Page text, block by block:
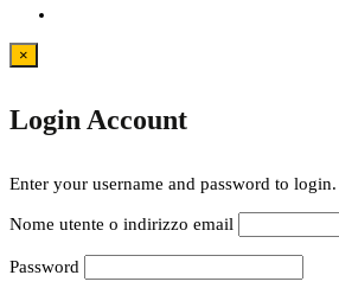
×
Login Account
Enter your username and password to login.
Nome utente o indirizzo email
Password